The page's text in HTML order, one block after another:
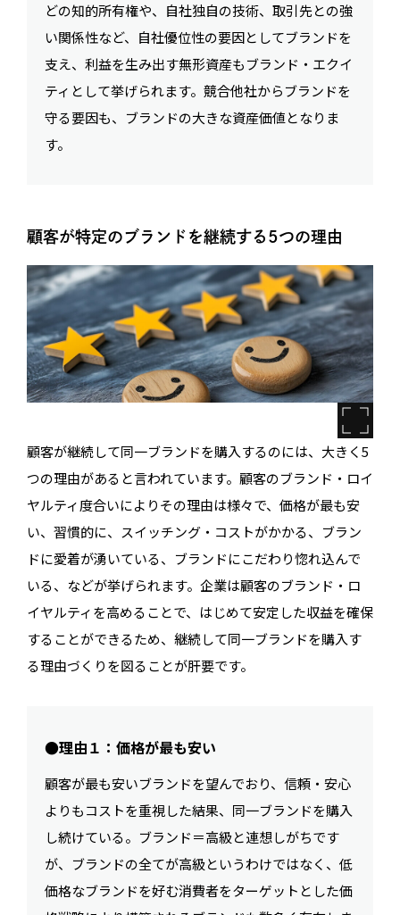
どの知的所有権や、自社独自の技術、取引先との強
い関係性など、自社優位性の要因としてブランドを
支え、利益を生み出す無形資産もブランド・エクイ
ティとして挙げられます。競合他社からブランドを
守る要因も、ブランドの大きな資産価値となりま
す。
顧客が特定のブランドを継続する5つの理由
顧客が継続して同一ブランドを購入するのには、大きく5
つの理由があると言われています。顧客のブランド・ロイ
ヤルティ度合いによりその理由は様々で、価格が最も安
い、習慣的に、スイッチング・コストがかかる、ブラン
ドに愛着が湧いている、ブランドにこだわり惚れ込んで
いる、などが挙げられます。企業は顧客のブランド・ロ
イヤルティを高めることで、はじめて安定した収益を確保
することができるため、継続して同一ブランドを購入す
る理由づくりを図ることが肝要です。
●理由１：価格が最も安い
顧客が最も安いブランドを望んでおり、信頼・安心
よりもコストを重視した結果、同一ブランドを購入
し続けている。ブランド＝高級と連想しがちです
が、ブランドの全てが高級というわけではなく、低
価格なブランドを好む消費者をターゲットとした価